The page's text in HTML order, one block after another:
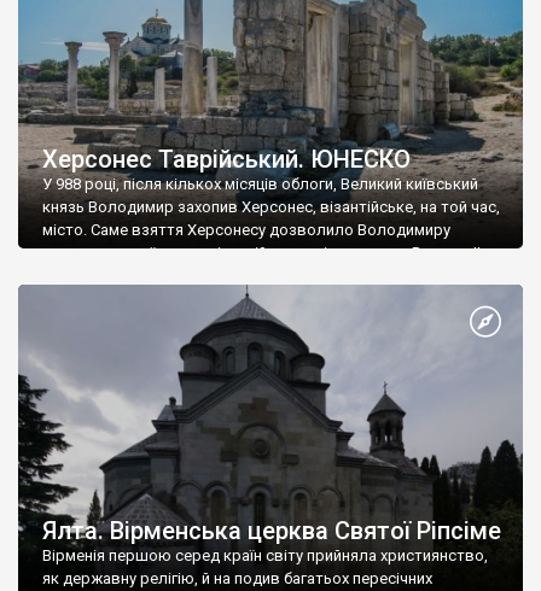
Херсонес Таврійський. ЮНЕСКО
У 988 році, після кількох місяців облоги, Великий київський
князь Володимир захопив Херсонес, візантійське, на той час,
місто. Саме взяття Херсонесу дозволило Володимиру
диктувати свої умови візантійському імператору Василю ІІ, та
Херсонесі Володимир-язичник, став Василем-християнином.
А потім було Хрещення Русі. На честь Херсонесу Таврійського
Ялта. Вірменська церква Святої Ріпсіме
Вірменія першою серед країн світу прийняла християнство,
як державну релігію, й на подив багатьох пересічних